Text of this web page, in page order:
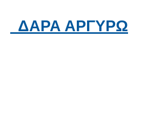
ΔΑΡΑ ΑΡΓΥΡΩ